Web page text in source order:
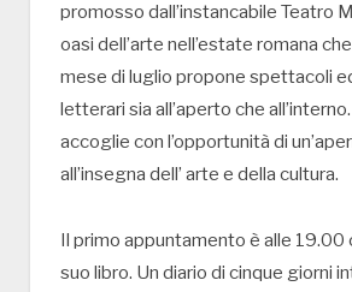
promosso dall’instancabile Teatro
oasi dell’arte nell’estate romana
mese di luglio propone spettacoli
letterari sia all’aperto che
accoglie con l’opportunità di
all’insegna dell’ arte e della cultura.
Il primo appuntamento è alle 19.00
suo libro. Un diario di cinque giorni